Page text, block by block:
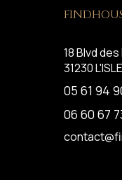
18 Blvd
31230
05 61 94
06 60 67